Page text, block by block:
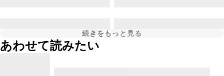
続きをもっと見る
あわせて読みたい